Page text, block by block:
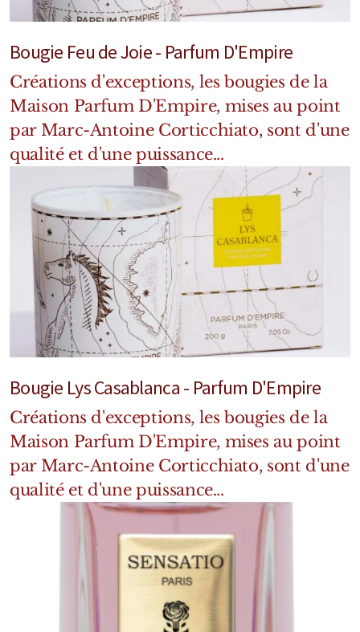
Bougie Feu de Joie - Parfum D'Empire
Créations d'exceptions, les bougies de la
Maison Parfum D'Empire, mises au point
par Marc-Antoine Corticchiato, sont d'une
qualité et d'une puissance...
Bougie Lys Casablanca - Parfum D'Empire
Créations d'exceptions, les bougies de la
Maison Parfum D'Empire, mises au point
par Marc-Antoine Corticchiato, sont d'une
qualité et d'une puissance...
Pour Elle
Mixte
Diffuseurs
Cosmétiques